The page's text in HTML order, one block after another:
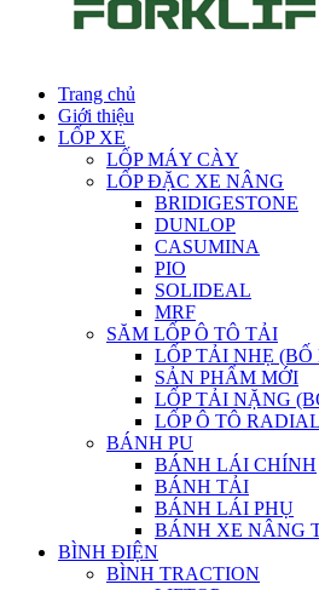
Trang chủ
Giới thiệu
LỐP XE
LỐP MÁY CÀY
LỐP ĐẶC XE NÂNG
BRIDIGESTONE
DUNLOP
CASUMINA
PIO
SOLIDEAL
MRF
SĂM LỐP Ô TÔ TẢI
LỐP TẢI NHẸ
SẢN PHẨM MỚI
LỐP TẢI NẶNG
LỐP Ô TÔ
BÁNH PU
BÁNH LÁI CHÍNH
BÁNH TẢI
BÁNH LÁI PHỤ
BÁNH XE NÂNG
BÌNH ĐIỆN
BÌNH TRACTION